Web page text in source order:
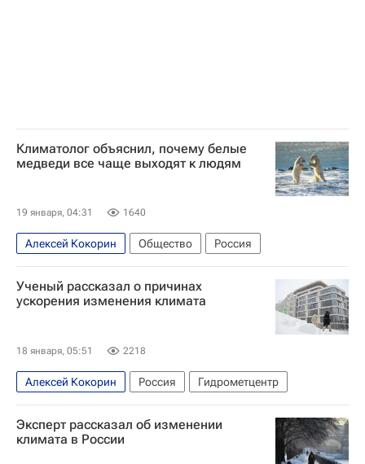
Климатолог объяснил, почему белые
медведи все чаще выходят к людям
19 января, 04:31 1640
Алексей Кокорин Общество Россия
Ученый рассказал о причинах
ускорения изменения климата
18 января, 05:51 2218
Алексей Кокорин Россия Гидрометцентр
Эксперт рассказал об изменении
климата в России